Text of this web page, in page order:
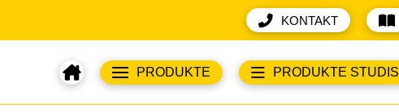
KONTAKT
PRODUKTE PRODUKTE STUDIS